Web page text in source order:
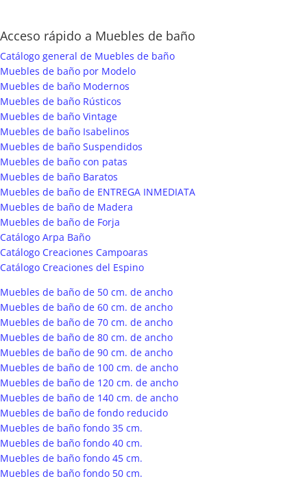
Acceso rápido a Muebles de baño
Catálogo general de Muebles de baño
Muebles de baño por Modelo
Muebles de baño Modernos
Muebles de baño Rústicos
Muebles de baño Vintage
Muebles de baño Isabelinos
Muebles de baño Suspendidos
Muebles de baño con patas
Muebles de baño Baratos
Muebles de baño de ENTREGA INMEDIATA
Muebles de baño de Madera
Muebles de baño de Forja
Catálogo Arpa Baño
Catálogo Creaciones Campoaras
Catálogo Creaciones del Espino
Muebles de baño de 50 cm. de ancho
Muebles de baño de 60 cm. de ancho
Muebles de baño de 70 cm. de ancho
Muebles de baño de 80 cm. de ancho
Muebles de baño de 90 cm. de ancho
Muebles de baño de 100 cm. de ancho
Muebles de baño de 120 cm. de ancho
Muebles de baño de 140 cm. de ancho
Muebles de baño de fondo reducido
Muebles de baño fondo 35 cm.
Muebles de baño fondo 40 cm.
Muebles de baño fondo 45 cm.
Muebles de baño fondo 50 cm.